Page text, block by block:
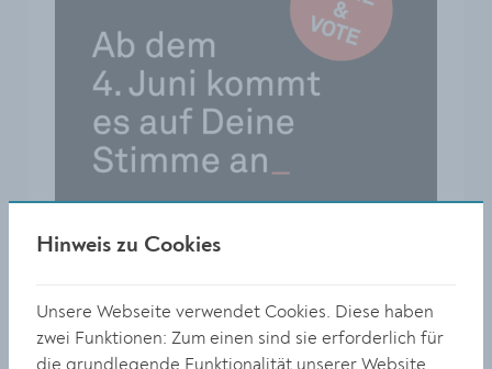
Hinweis zu Cookies
Unsere Webseite verwendet Cookies. Diese haben
zwei Funktionen: Zum einen sind sie erforderlich für
die grundlegende Funktionalität unserer Website.